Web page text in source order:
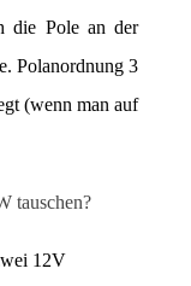
Bei dieser Batteriegröße befinden sich die Pole an der
Polanordnung 3
(wenn man auf
tauschen?
12V